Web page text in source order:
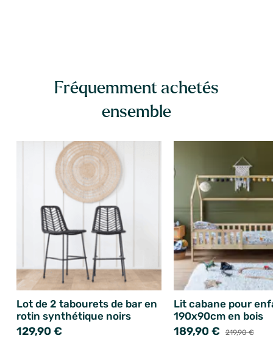
Fréquemment achetés
ensemble
Lot de 2 tabourets de bar en
rotin synthétique noirs
129,90 €
Lit cabane pour
190x90cm en bois
189,90 € 219,90 €